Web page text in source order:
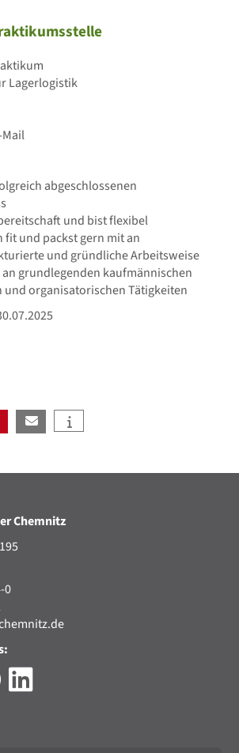
Lagerlogistik
Mail
abgeschlossenen
und bist flexibel
fit und packst gern mit an
und gründliche Arbeitsweise
an grundlegenden kaufmännischen
und organisatorischen Tätigkeiten
Chemnitz
0